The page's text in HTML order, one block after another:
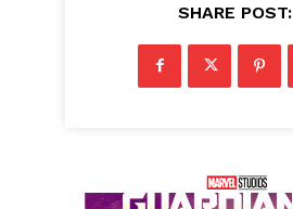
SHARE POST: